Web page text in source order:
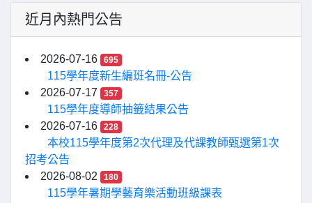
近月內熱門公告
2026-07-16 695
115學年度新生編班名冊-公告
2026-07-17
357
115學年度導師抽籤結果公告
2026-07-16
228
本校115學年度第2次代理及代課教師甄選第1次
招考公告
2026-08-02
180
115學年暑期學藝育樂活動班級課表